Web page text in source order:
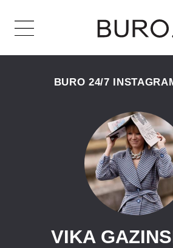
BURO 24/7
VIKA